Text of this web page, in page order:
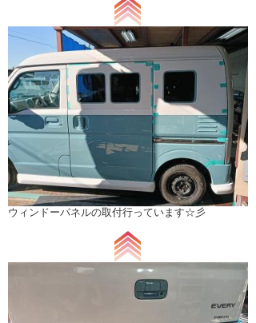
ウィンドーパネルの取付行っています☆彡